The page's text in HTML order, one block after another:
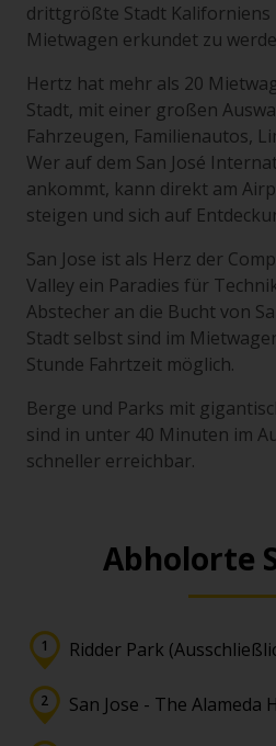
drittgrößte Stadt Kaliforniens
Mietwagen erkundet zu
Hertz hat mehr als 20
Stadt, mit einer großen
Fahrzeugen, Familienautos,
Wer auf dem San José
ankommt, kann direkt am
steigen und sich auf
San Jose ist als Herz der
Valley ein Paradies für
Abstecher an die Bucht von
Stadt selbst sind im
Stunde Fahrtzeit möglich.
Berge und Parks mit
sind in unter 40 Minuten im
schneller erreichbar.
Abholorte
Ridder Park
San Jose - The Alameda